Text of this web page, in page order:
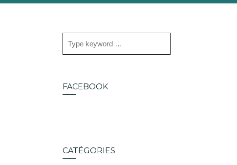
FACEBOOK
CATÉGORIES